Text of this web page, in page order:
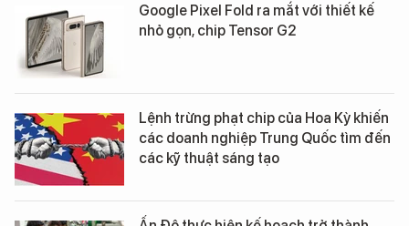
Google Pixel Fold ra mắt với thiết kế
nhỏ gọn, chip Tensor G2
Lệnh trừng phạt chip của Hoa Kỳ khiến
các doanh nghiệp Trung Quốc tìm đến
các kỹ thuật sáng tạo